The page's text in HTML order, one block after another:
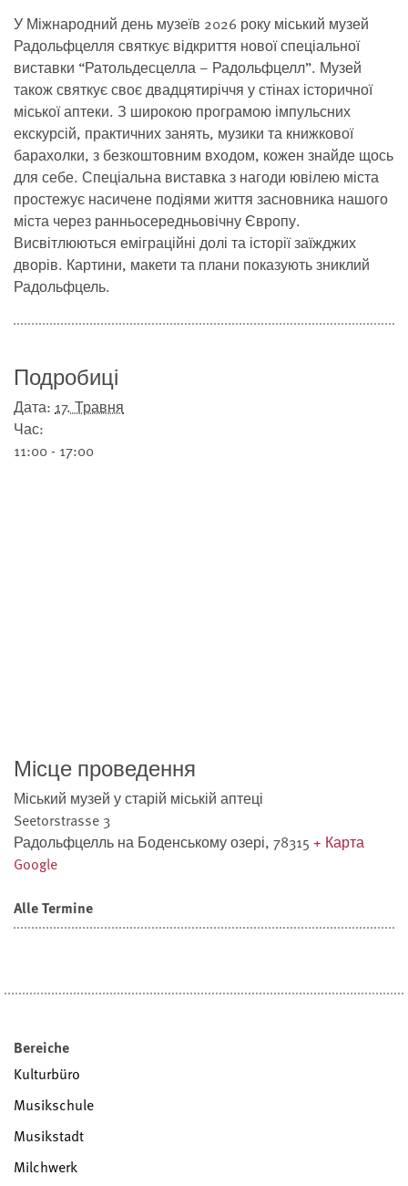
У Міжнародний день музеїв 2026 року міський музей
Радольфцелля святкує відкриття нової спеціальної
виставки “Ратольдесцелла – Радольфцелл”. Музей
також святкує своє двадцятиріччя у стінах історичної
міської аптеки. З широкою програмою імпульсних
екскурсій, практичних занять, музики та книжкової
барахолки, з безкоштовним входом, кожен знайде щось
для себе. Спеціальна виставка з нагоди ювілею міста
простежує насичене подіями життя засновника нашого
міста через ранньосередньовічну Європу.
Висвітлюються еміграційні долі та історії заїжджих
дворів. Картини, макети та плани показують зниклий
Радольфцель.
Подробиці
Дата: 17. Травня
Час:
11:00 - 17:00
Місце проведення
Міський музей у старій міській аптеці
Seetorstrasse 3
Радольфцелль на Боденському озері, 78315 + Карта
Google
Alle Termine
Bereiche
Kulturbüro
Musikschule
Musikstadt
Milchwerk